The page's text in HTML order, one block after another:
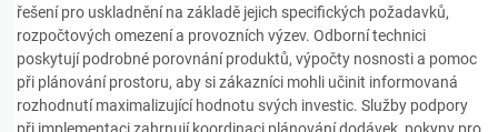
řešení pro uskladnění na základě jejich specifických požadavků,
rozpočtových omezení a provozních výzev. Odborní technici
poskytují podrobné porovnání produktů, výpočty nosnosti a pomoc
při plánování prostoru, aby si zákazníci mohli učinit informovaná
rozhodnutí maximalizující hodnotu svých investic. Služby podpory